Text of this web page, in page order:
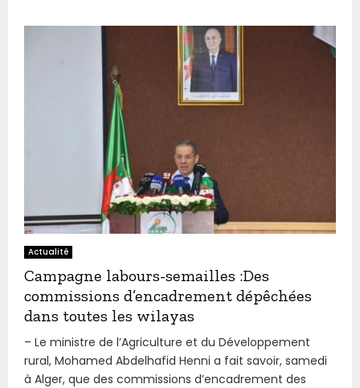
Actualité
Campagne labours-semailles :Des
commissions d’encadrement dépêchées
dans toutes les wilayas
– Le ministre de l’Agriculture et du Développement
rural, Mohamed Abdelhafid Henni a fait savoir, samedi
à Alger, que des commissions d’encadrement des